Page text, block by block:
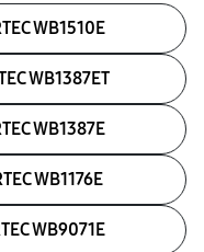
WB1510E
WB1387ET
WB1387E
WB1176E
WB9071E